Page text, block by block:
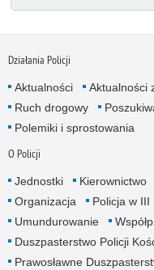
Działania Policji
Aktualności Aktualności
Ruch drogowy
Polemiki i sprostowania
O Policji
Jednostki Kierownictwo
Organizacja
Policja w III
Umundurowanie
Duszpasterstwo Policji
Prawosławne